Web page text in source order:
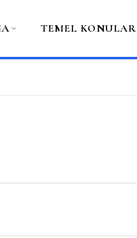
TEMEL KONULAR